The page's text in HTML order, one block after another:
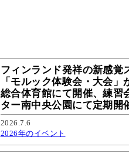
フィンランド発祥の新感覚
「モルック体験会・大会」
総合体育館にて開催、練習
ター南中央公園にて定期開
2026.7.6
2026年のイベント